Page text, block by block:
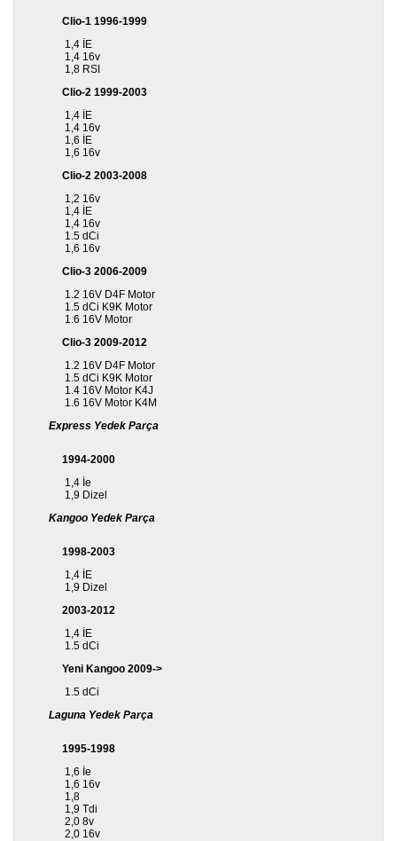
Clio-1 1996-1999
1,4 İE
1,4 16v
1,8 RSI
Clio-2 1999-2003
1,4 İE
1,4 16v
1,6 İE
1,6 16v
Clio-2 2003-2008
1,2 16v
1,4 İE
1,4 16v
1.5 dCi
1,6 16v
Clio-3 2006-2009
1.2 16V D4F Motor
1.5 dCi K9K Motor
1.6 16V Motor
Clio-3 2009-2012
1.2 16V D4F Motor
1.5 dCi K9K Motor
1.4 16V Motor K4J
1.6 16V Motor K4M
Express Yedek Parça
1994-2000
1,4 İe
1,9 Dizel
Kangoo Yedek Parça
1998-2003
1,4 İE
1,9 Dizel
2003-2012
1,4 İE
1.5 dCi
Yeni Kangoo 2009->
1.5 dCi
Laguna Yedek Parça
1995-1998
1,6 İe
1,6 16v
1,8
1,9 Tdi
2,0 8v
2,0 16v